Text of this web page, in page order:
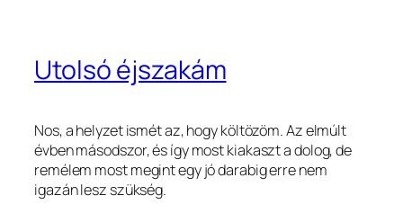
Utolsó éjszakám
Nos, a helyzet ismét az, hogy költözöm. Az elmúlt
évben másodszor, és így most kiakaszt a dolog, de
remélem most megint egy jó darabig erre nem
igazán lesz szükség.